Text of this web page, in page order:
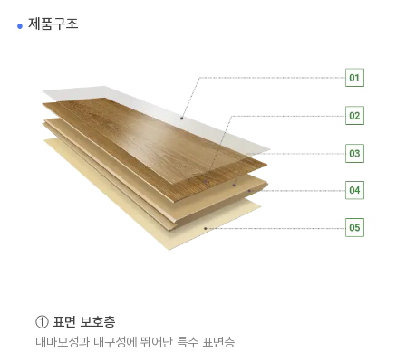
제품구조
① 표면 보호층
내마모성과 내구성에 뛰어난 특수 표면층